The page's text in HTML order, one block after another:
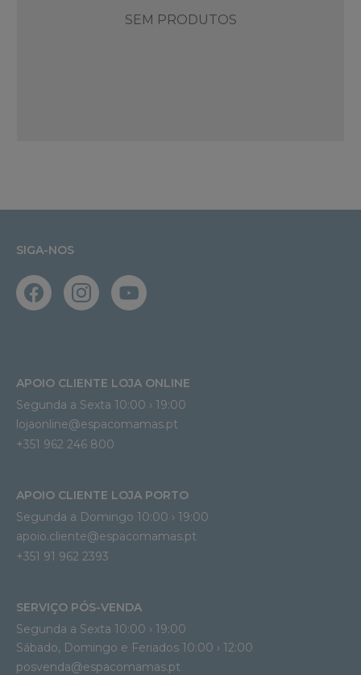
SEM PRODUTOS
SIGA-NOS
APOIO CLIENTE LOJA ONLINE
Segunda a Sexta 10:00 › 19:00
lojaonline@espacomamas.pt
+351 962 246 800
APOIO CLIENTE LOJA PORTO
Segunda a Domingo 10:00 › 19:00
apoio.cliente@espacomamas.pt
+351 91 962 2393
SERVIÇO PÓS-VENDA
Segunda a Sexta 10:00 › 19:00
Sábado, Domingo e Feriados 10:00 › 12:00
posvenda@espacomamas.pt